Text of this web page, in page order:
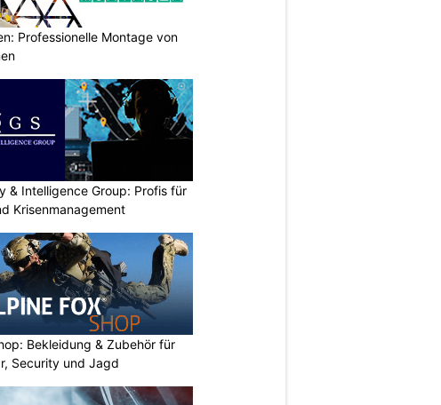
Professionelle Montage von
& Intelligence Group: Profis für
Krisenmanagement
Bekleidung & Zubehör für
Security und Jagd